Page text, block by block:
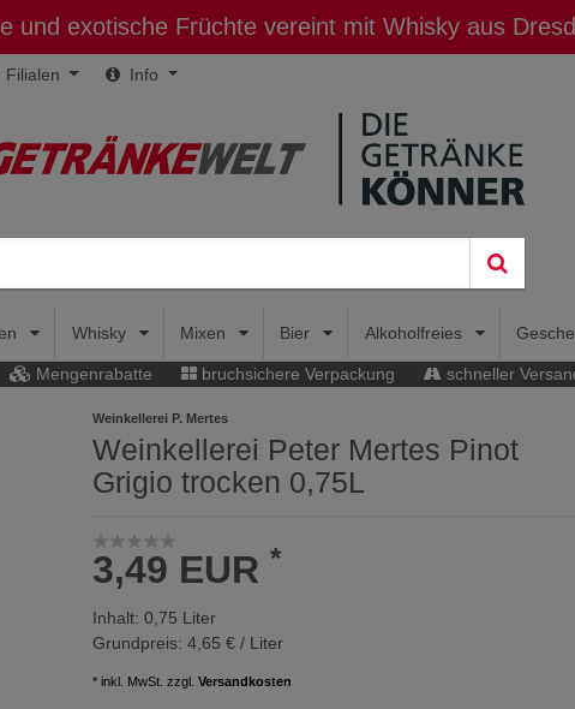
und exotische Früchte vereint mit Whisky aus
Filialen Info
Whisky Mixen Bier Alkoholfreies
Mengenrabatte bruchsichere Verpackung schneller
Weinkellerei P. Mertes
Weinkellerei Peter Mertes Pinot
Grigio trocken 0,75L
3,49 EUR *
Inhalt: 0,75 Liter
Grundpreis: 4,65 € / Liter
* inkl. MwSt. zzgl. Versandkosten